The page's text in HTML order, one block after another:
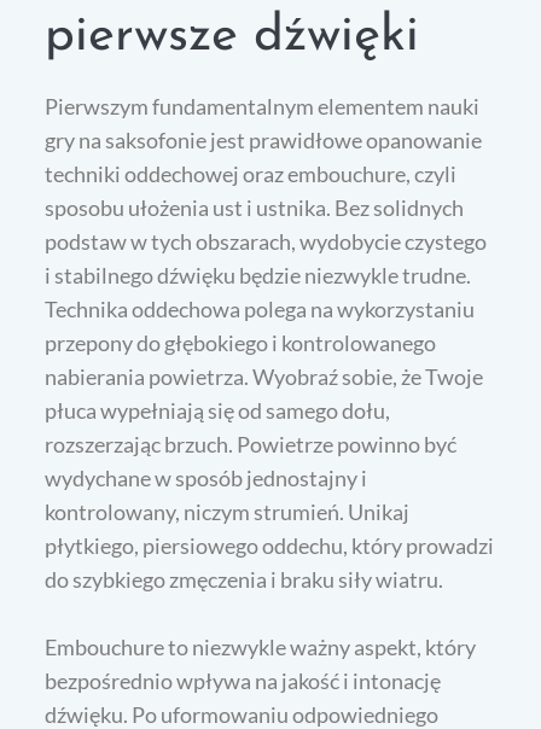
pierwsze dźwięki
Pierwszym fundamentalnym elementem nauki
gry na saksofonie jest prawidłowe opanowanie
techniki oddechowej oraz embouchure, czyli
sposobu ułożenia ust i ustnika. Bez solidnych
podstaw w tych obszarach, wydobycie czystego
i stabilnego dźwięku będzie niezwykle trudne.
Technika oddechowa polega na wykorzystaniu
przepony do głębokiego i kontrolowanego
nabierania powietrza. Wyobraź sobie, że Twoje
płuca wypełniają się od samego dołu,
rozszerzając brzuch. Powietrze powinno być
wydychane w sposób jednostajny i
kontrolowany, niczym strumień. Unikaj
płytkiego, piersiowego oddechu, który prowadzi
do szybkiego zmęczenia i braku siły wiatru.
Embouchure to niezwykle ważny aspekt, który
bezpośrednio wpływa na jakość i intonację
dźwięku. Po uformowaniu odpowiedniego